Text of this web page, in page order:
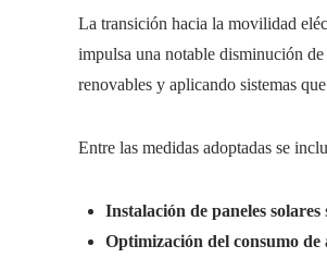
La transición hacia la movilidad
impulsa una notable disminución
renovables y aplicando sistemas
Entre las medidas adoptadas se
Instalación de paneles solares
Optimización del consumo de